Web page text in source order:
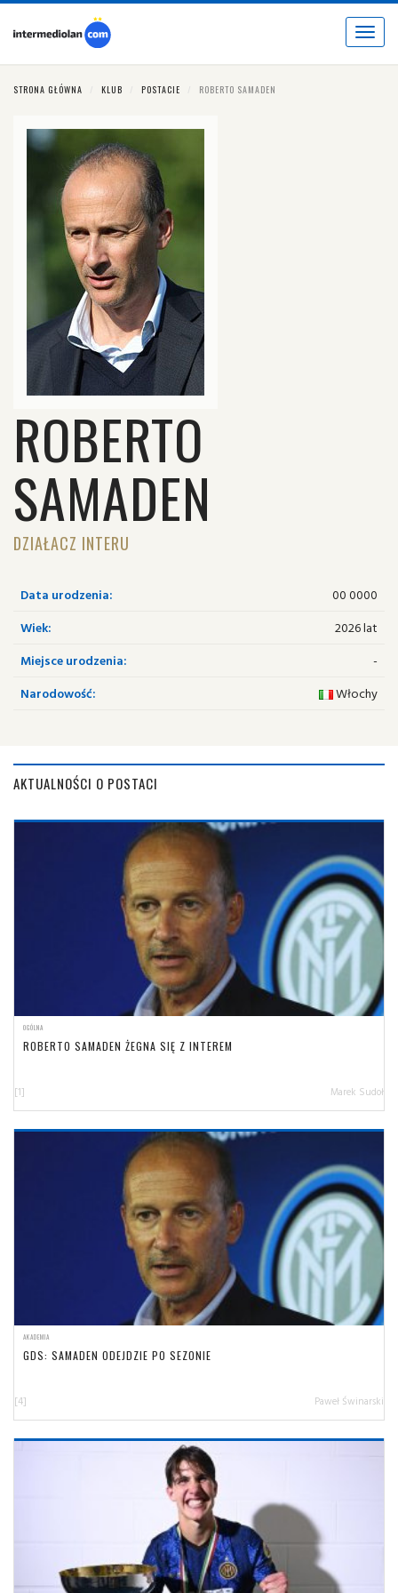
Toggle
STRONA GŁÓWNA KLUB POSTACIE ROBERTO SAMADEN
ROBERTO
SAMADEN
DZIAŁACZ INTERU
Data urodzenia:
00 0000
Wiek:
2026 lat
Miejsce urodzenia:
-
Narodowość:
Włochy
AKTUALNOŚCI O POSTACI
OGÓLNA
ROBERTO SAMADEN ŻEGNA SIĘ Z INTEREM
[1] Marek Sudoł
AKADEMIA
GDS: SAMADEN ODEJDZIE PO SEZONIE
[4] Paweł Świnarski